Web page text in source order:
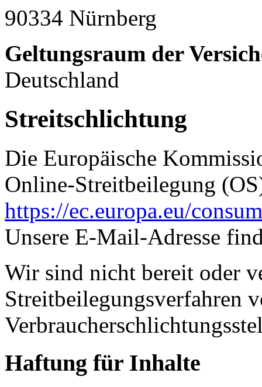
90334 Nürnberg
Geltungsraum der
Deutschland
Streitschlichtung
Die Europäische
Online-Streitbeilegung
https://ec.europa.eu/
Unsere E-Mail-Adresse
Wir sind nicht bereit oder
Streitbeilegungsverfahren
Haftung für Inhalte